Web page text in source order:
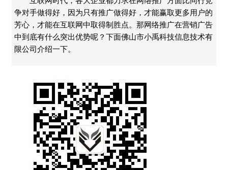
争对手做得好，因为只有推广做得好，才能赢取更多用户的
芳心，才能在互联网中取得制胜点。那网络推广在营销广告
中到底有什么突出优势呢？下面佛山市小禹科技信息技术有
限公司介绍一下。